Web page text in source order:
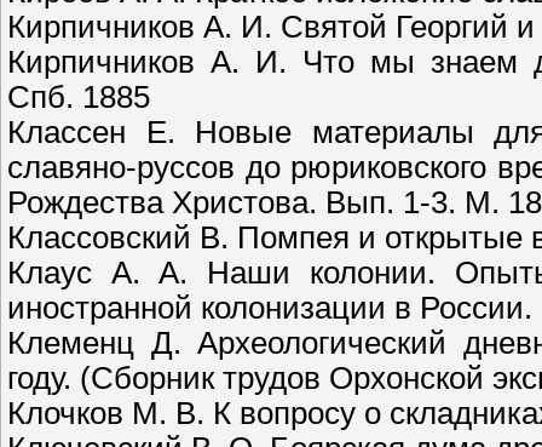
Кирпичников А. И. Святой Георгий
Кирпичников А. И. Что мы знаем
Спб. 1885
Классен Е. Новые материалы
славяно-руссов до рюриковского
Рождества Христова. Вып. 1-3. М.
Классовский В. Помпея и открытые
Клаус А. А. Наши колонии.
иностранной колонизации в
Клеменц Д. Археологический
году. (Сборник трудов Орхонской
Клочков М. В. К вопросу о